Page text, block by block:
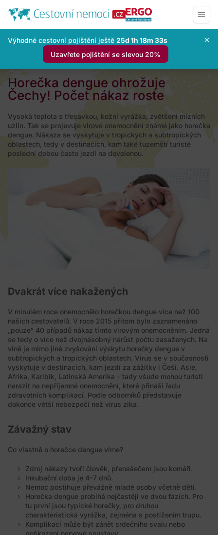
Výhodné cestovní pojištění ještě 25d 1h 18m 32s
Uzavřete pojištění se slevou 20%
Horečka dengue ohrožuje
Čechy! Počet nákaz roste
Vysoká teplota s třesavkou, kožní vyrážka, zvětšení mízních
uzlin. Tak se projevuje virové onemocnění známé jako horečka
dengue. Nákaza se vyskytuje v tropických a subtropických
oblastech, tedy v destinacích, kam také tuzemští turisté
poslední dobou často jezdí na dovolenou.
Dvakrát více nakažených
V minulém roce onemocnělo horečkou dengue více než 100
našich cestovatelů. V roce 2015 přitom bylo zaznamenáno
„pouze“ 40 případů nákaz tímto virovým onemocněním. Jedná
se tedy o více než dvojnásobný nárůst počtu zasažených. Na
vině je mimo jiné zvyšování výskytu horečky dengue v
subtropických a tropických oblastech. Virus se v současnosti
vyskytuje v destinacích, kam jezdí za zážitky i Češi. Asie,
Afrika, Karibik, Latinská Amerika – tady všude mohou turisti
narazit na nepříjemné onemocnění, které přináší řadu
zdravotních komplikací. Podle odborníků představuje
dokonce větší nebezpečí než virus zika.
Závažný stav
Co vlastně o horečce dengue víme?
Zdroj nákazy tvoří člověk, přenašečem jsou komáři.
Inkubační doba je 4–7 dnů.
Nemoc postihuje převážně mladé osoby včetně dětí.
Horečka dengue probíhá nejčastěji ve dvou fázích. Pro
tu první jsou typické horečky, pro druhou
charakteristická vyrážka, zejména s postižením trupu.
Komplikací může být zánět srdečního svalu nebo
poškození nervové soustavy.